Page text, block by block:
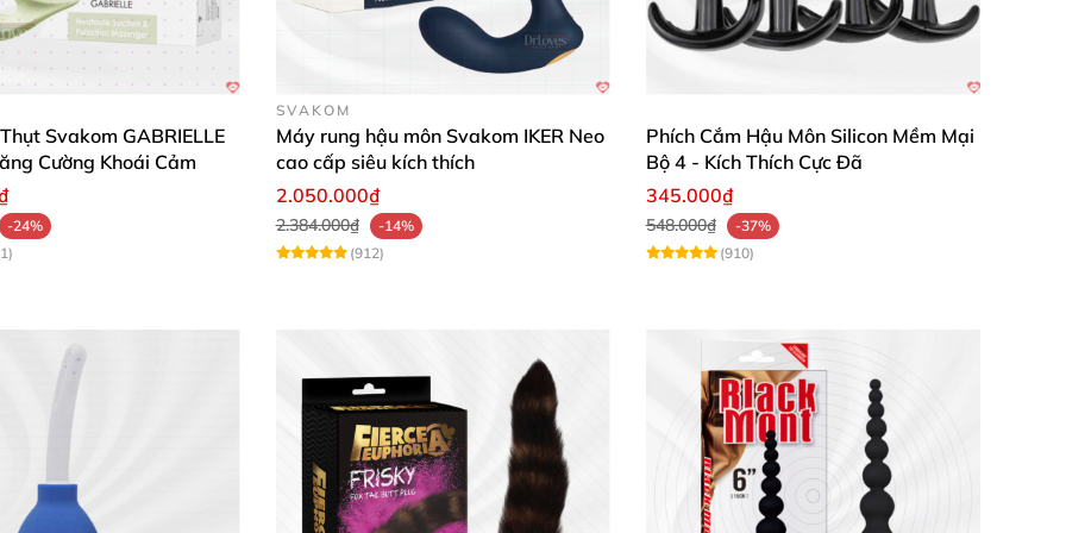
da
mạnh
Phẩm ❤️
vừa tay và rất dễ sử dụng. Mình cực kỳ hài lòng với cảm giác mới lạ mà nó mang lại.”
Svakom GABRIELLE
Cường Khoái Cảm
-24%
SVAKOM
Máy rung hậu môn Svakom IKER Neo
cao cấp siêu kích thích
2.050.000₫
2.384.000₫
-14%
(912)
Phích Cắm Hậu Môn Silicon Mềm Mại
Bộ 4 - Kích Thích Cực Đã
345.000₫
548.000₫
-37%
(910)